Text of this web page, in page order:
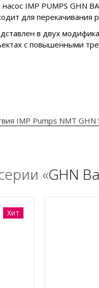
IMP PUMPS GHN
для
в двух
с повышенными
IMP Pumps NMT GHN
«GHN
Хит